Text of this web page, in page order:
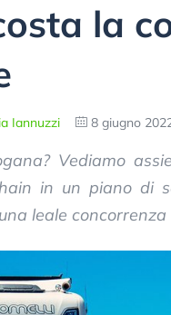
la
Iannuzzi 8 giugno
Vediamo
in un piano di
leale